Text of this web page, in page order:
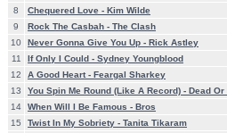
8
Chequered Love - Kim Wilde
9
Rock The Casbah - The Clash
10
Never Gonna Give You Up - Rick Astley
11
If Only I Could - Sydney Youngblood
12
A Good Heart - Feargal Sharkey
13
You Spin Me Round (Like A Record) - Dead
14
When Will I Be Famous - Bros
15
Twist In My Sobriety - Tanita Tikaram